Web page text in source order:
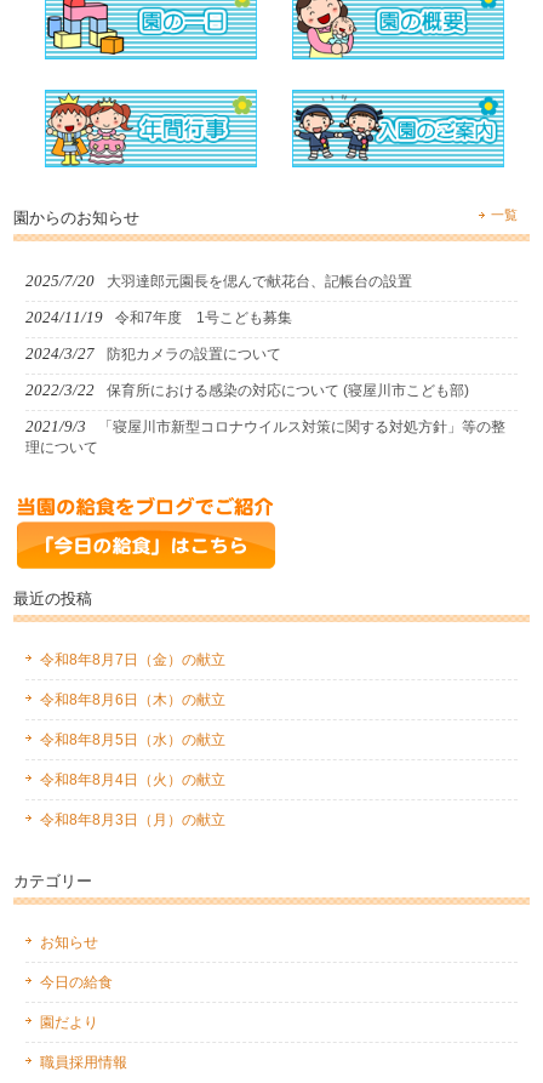
園からのお知らせ 一覧
2025/7/20 大羽達郎元園長を偲んで献花台、記帳台の設置
2024/11/19 令和7年度 1号こども募集
2024/3/27 防犯カメラの設置について
2022/3/22 保育所における感染の対応について (寝屋川市こども部)
2021/9/3
「寝屋川市新型コロナウイルス対策に関する対処方針」等の整
理について
最近の投稿
令和8年8月7日（金）の献立
令和8年8月6日（木）の献立
令和8年8月5日（水）の献立
令和8年8月4日（火）の献立
令和8年8月3日（月）の献立
カテゴリー
お知らせ
今日の給食
園だより
職員採用情報